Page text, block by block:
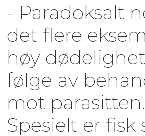
- Paradoksalt
det flere
høy
følge av
mot parasitten.
Spesielt er fisk